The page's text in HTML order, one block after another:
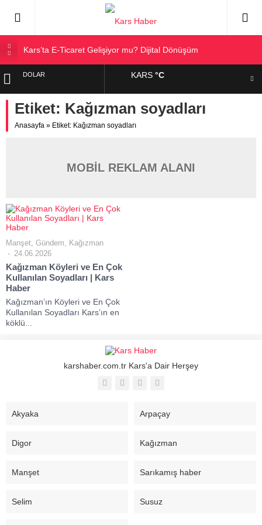
Kars’ta E-Ticaret Gelişiyor mu? Dijital Dönüşüm
Kars Halkı Yeni Parti Hakkında Ne Düşünüyor?
Sarıkamış’a Bağlı Köyler ve Yaygın Soyadları
Kağızman Köyleri ve En Çok Kullanılan Soyadları | Kars
Haber
DOLAR
EURO
KARS°C
Etiket: Kağızman soyadları
Anasayfa » Etiket: Kağızman soyadları
MOBİL REKLAM ALANI
Manşet, Gündem, Kağızman
24.06.2026
Kağızman Köyleri ve En Çok
Kullanılan Soyadları | Kars
Haber
Kağızman’ın Köyleri ve En Çok
Kullanılan Soyadları Kars’ın en
köklü...
karshaber.com.tr Kars'a Dair Herşey
Akyaka Arpaçay
Digor Kağızman
Manşet Sarıkamış haber
Selim Susuz